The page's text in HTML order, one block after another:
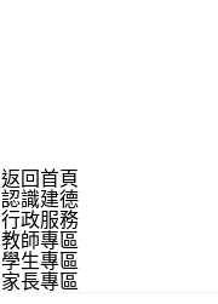
返回首頁
認識建德
行政服務
教師專區
學生專區
家長專區